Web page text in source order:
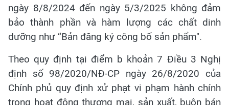
ngày 8/8/2024 đến ngày 5/3/2025 không đảm
bảo thành phần và hàm lượng các chất dinh
dưỡng như “Bản đăng ký công bố sản phẩm".
Theo quy định tại điểm b khoản 7 Điều 3 Nghị
định số 98/2020/NĐ-CP ngày 26/8/2020 của
Chính phủ quy định xử phạt vi phạm hành chính
trong hoạt động thương mại, sản xuất, buôn bán